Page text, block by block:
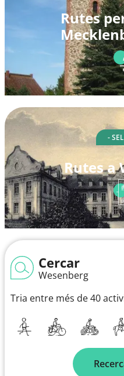
Rutes
-
Rutes a
Cercar
Wesenberg
Tria entre més de 40